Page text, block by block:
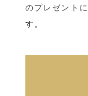
のプレゼント
す。